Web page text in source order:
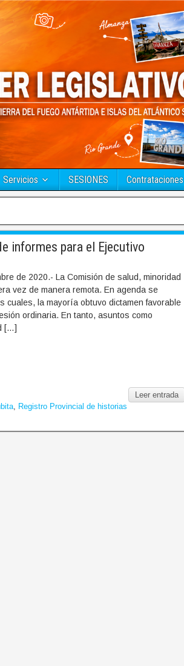
Servicios SESIONES Contrataciones
informes para el Ejecutivo
de 2020.- La Comisión de salud, minoridad
vez de manera remota. En agenda se
cuales, la mayoría obtuvo dictamen favorable
ordinaria. En tanto, asuntos como
[…]
Leer entrada
, Registro Provincial de historias